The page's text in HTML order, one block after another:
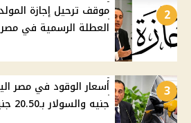
2
العطلة الرسمية في مصر
3
جنيه والسولار بـ20.50 جنيه